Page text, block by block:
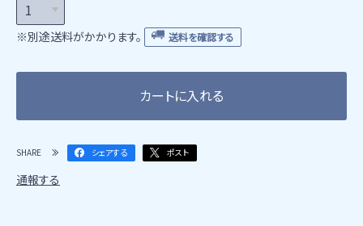
※別途送料がかかります。 送料を確認する
カートに入れる
SHARE シェアする ポスト
通報する